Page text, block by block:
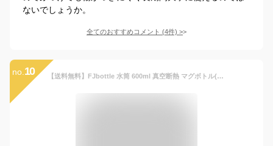
ないでしょうか。
全てのおすすめコメント (4件) >
no. 10 【送料無料】FJbottle 水筒 600ml 真空断熱 マグボトル(ストラップ付き) 2ウェイボトル ストロー ワンタッチ 保温 保冷 洗いやすい 広口 ステンレスボトル 洗浄用スポンジ付き 女の子 男の子 おしゃれ 大人 子供 FJ-XT600